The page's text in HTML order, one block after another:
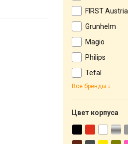
FIRST Austria
Grunhelm
Magio
Philips
Tefal
Все бренды
Цвет корпуса